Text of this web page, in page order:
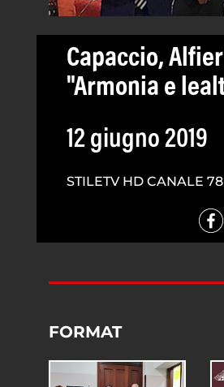
Capaccio,
"Armonia e
12 giugno 2019
STILETV HD CANALE
FORMAT